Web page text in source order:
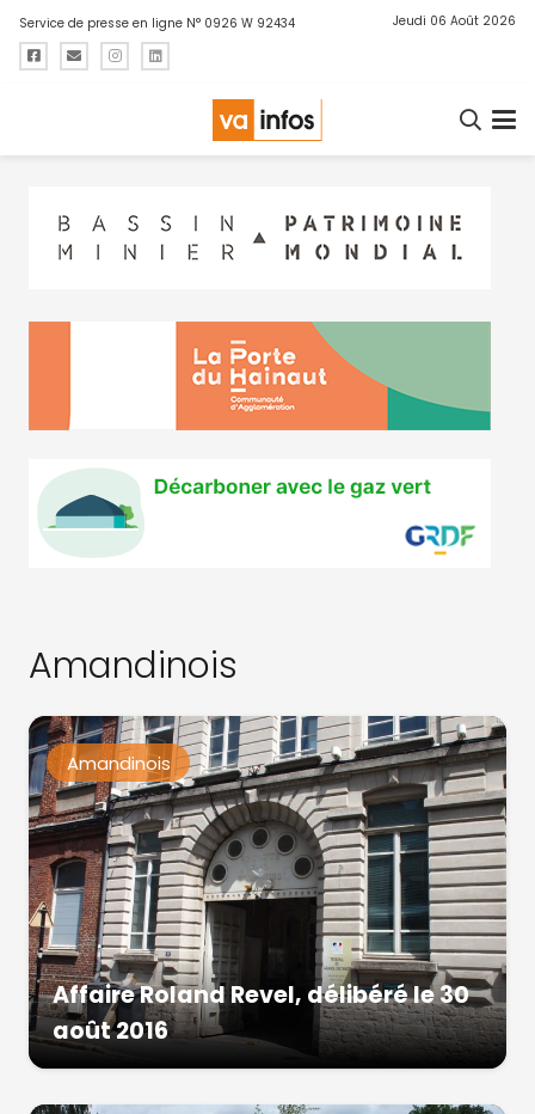
Service de presse en ligne N° 0926 W 92434 Jeudi 06 Août 2026
Amandinois
Amandinois
Affaire Roland Revel, délibéré le 30
août 2016